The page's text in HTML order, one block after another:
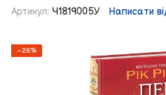
Артикул: Ч1819005У Написати
−26%